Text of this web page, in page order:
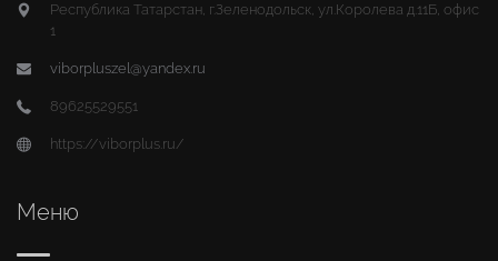
Республика Татарстан, г.Зеленодольск, ул.Королева д.11Б, офис
1
viborpluszel@yandex.ru
89625529551
https://viborplus.ru/
Меню